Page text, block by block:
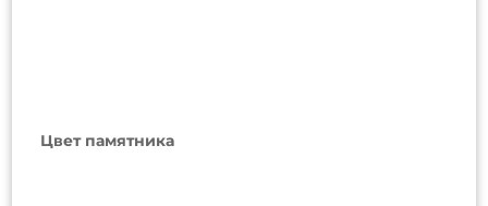
Цвет памятника